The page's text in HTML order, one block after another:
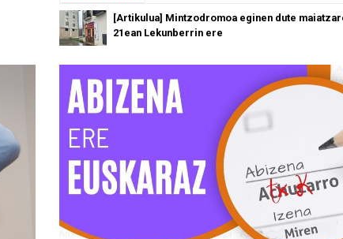
[Artikulua] Mintzodromoa eginen dute
21ean Lekunberrin ere